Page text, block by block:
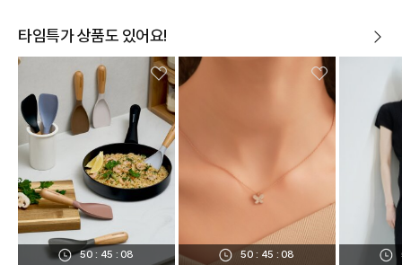
타임특가 상품도 있어요!
50 : 45 : 08 50 : 45 : 08